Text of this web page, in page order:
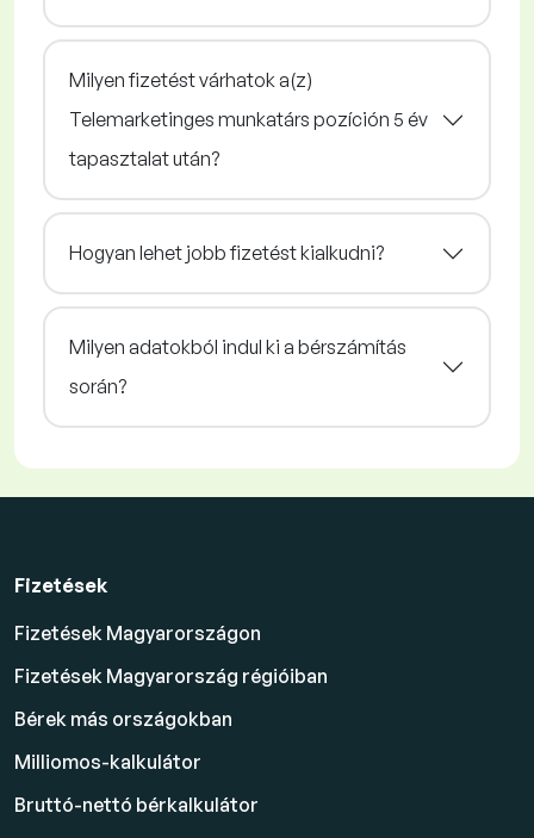
Milyen fizetést várhatok a(z)
Telemarketinges munkatárs pozíción 5 év
tapasztalat után?
Hogyan lehet jobb fizetést kialkudni?
Milyen adatokból indul ki a bérszámítás
során?
Fizetések
Fizetések Magyarországon
Fizetések Magyarország régióiban
Bérek más országokban
Milliomos-kalkulátor
Bruttó-nettó bérkalkulátor